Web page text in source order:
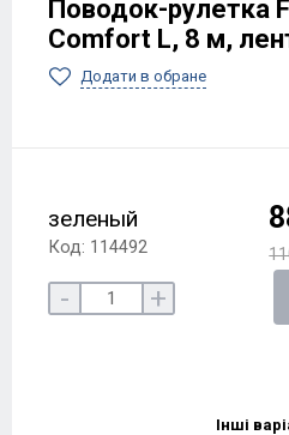
Поводок-рулетка
Comfort L, 8 м,
Додати в обране
зеленый
Код: 114492
- +
Інші